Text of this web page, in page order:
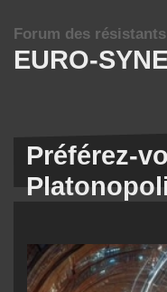
EURO-
Forum des
Préférez-